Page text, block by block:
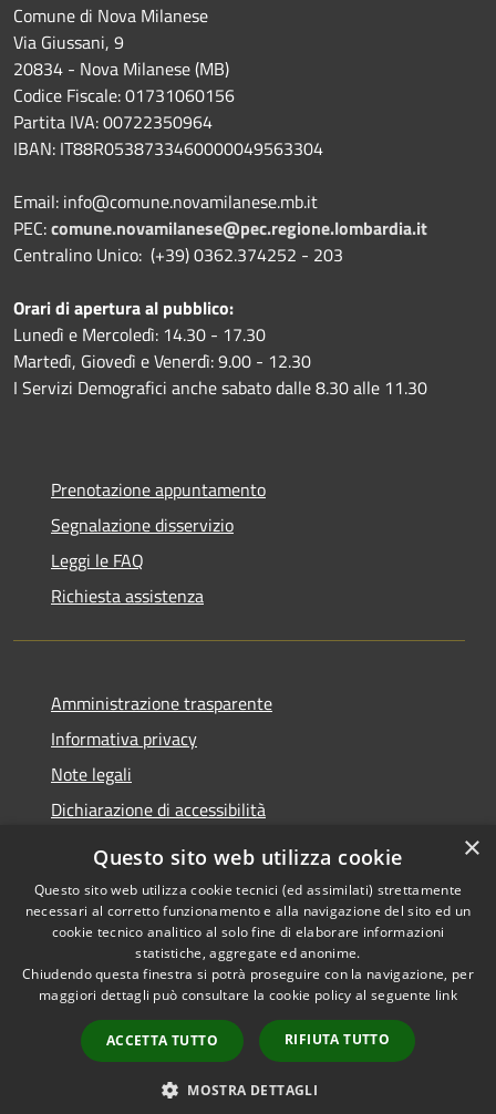
Comune di Nova Milanese
Via Giussani, 9
20834 - Nova Milanese (MB)
Codice Fiscale: 01731060156
Partita IVA: 00722350964
IBAN: IT88R0538733460000049563304
Email: info@comune.novamilanese.mb.it
PEC:comune.novamilanese@pec.regione.lombardia.it
Centralino Unico: (+39) 0362.374252 - 203
Orari di apertura al pubblico:
Lunedì e Mercoledì: 14.30 - 17.30
Martedì, Giovedì e Venerdì: 9.00 - 12.30
I Servizi Demografici anche sabato dalle 8.30 alle 11.30
Prenotazione appuntamento
Segnalazione disservizio
Leggi le FAQ
Richiesta assistenza
Amministrazione trasparente
Informativa privacy
Note legali
Dichiarazione di accessibilità
RSS
Privacy
Cookie
Mappa del sito
Extranet
Copyright © 2026 • Comune di
Nova Milanese • Powered by
Municipium•Accesso
redazione
×
Questo sito web utilizza cookie
Questo sito web utilizza cookie tecnici (ed assimilati) strettamente
necessari al corretto funzionamento e alla navigazione del sito ed un
cookie tecnico analitico al solo fine di elaborare informazioni
statistiche, aggregate ed anonime.
Chiudendo questa finestra si potrà proseguire con la navigazione, per
maggiori dettagli può consultare la cookie policy al seguente link
ACCETTA TUTTO RIFIUTA TUTTO
MOSTRA DETTAGLI